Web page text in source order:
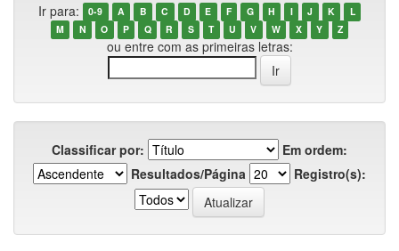
Ir para: 0-9 A B C D E F G H I J K
L
M
N O P Q R S T U V W X Y Z
ou entre com as primeiras letras:
Classificar por:
Em ordem:
Resultados/Página
Registro(s):